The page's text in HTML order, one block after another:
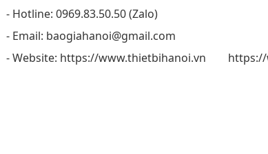
- Hotline: 0969.83.50.50 (Zalo)
- Email: baogiahanoi@gmail.com
- Website: https://www.thietbihanoi.vn